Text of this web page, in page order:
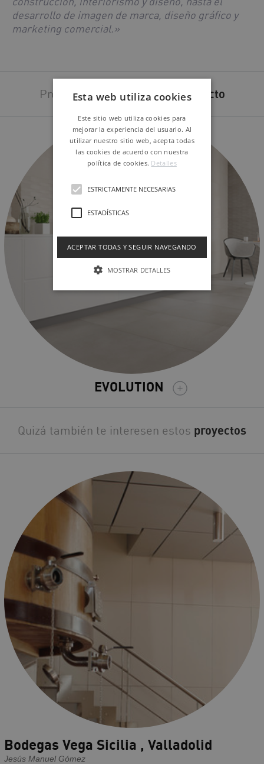
desarrollo de imagen de marca, diseño gráfico y
marketing comercial.»
Productos utilizados en elproyecto
EVOLUTION
Quizá también te interesen estos proyectos
Bodegas Vega Sicilia , Valladolid
Jesús Manuel Gómez
Esta web utiliza cookies
Este sitio web utiliza cookies para
mejorar la experiencia del usuario. Al
utilizar nuestro sitio web, acepta todas
las cookies de acuerdo con nuestra
política de cookies. Detalles
ESTRICTAMENTE NECESARIAS
ESTADÍSTICAS
ACEPTAR TODAS Y SEGUIR NAVEGANDO
MOSTRAR DETALLES